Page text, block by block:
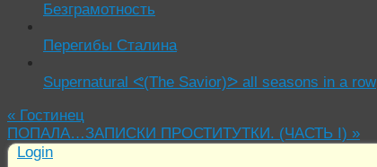
Безграмотность
Перегибы Сталина
Supernatural ᕙ(The Savior)ᕗ all seasons in a row
« Гостинец
ПОПАЛА…ЗАПИСКИ ПРОСТИТУТКИ. (ЧАСТЬ I) »
Login